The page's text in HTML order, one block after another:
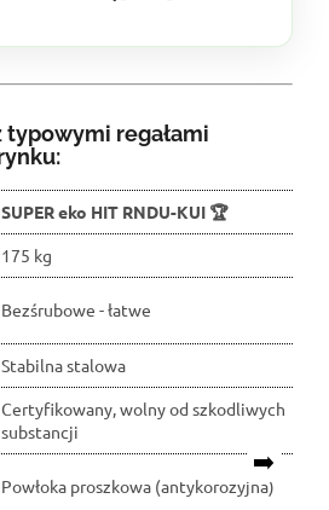
typowymi regałami
➡️
SUPER eko HIT RNDU-KUI 🏆
175 kg
Bezśrubowe - łatwe
Stabilna stalowa
Certyfikowany, wolny od szkodliwych
substancji
Powłoka proszkowa (antykorozyjna)